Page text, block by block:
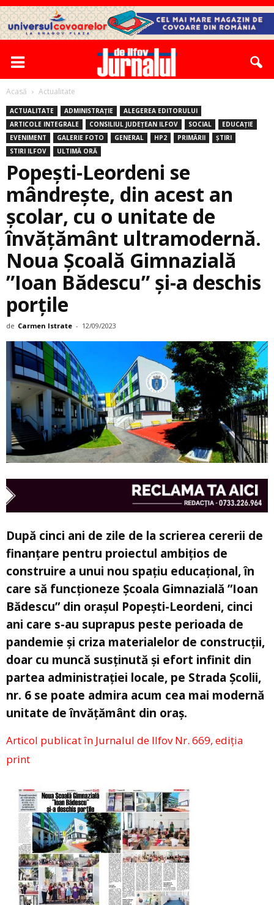
Acasă Actualitate
ACTUALITATE ADMINISTRAȚIE
ALEGEREA EDITORULUI
ARTICOLE INTEGRALE
CONSILIUL JUDEȚEAN ILFOV SOCIAL
EDUCAȚIE
EVENIMENT
GALERIE FOTO GENERAL HP2 PRIMĂRII
ȘTIRI
STIRI ILFOV
ULTIMĂ ORĂ
Popești-Leordeni se
mândrește, din acest an
școlar, cu o unitate de
învățământ ultramodernă.
Noua Şcoală Gimnazială
”Ioan Bădescu” şi-a deschis
porţile
de Carmen Istrate - 12/09/2023
După cinci ani de zile de la scrierea cererii de
finanțare pentru proiectul ambițios de
construire a unui nou spațiu educațional, în
care să funcționeze Școala Gimnazială ”Ioan
Bădescu” din orașul Popești-Leordeni, cinci
ani care s-au suprapus peste perioada de
pandemie și criza materialelor de construcții,
doar cu muncă susținută și efort infinit din
partea administrației locale, pe Strada Școlii,
nr. 6 se poate admira acum cea mai modernă
unitate de învățământ din oraș.
Articol publicat în Jurnalul de Ilfov Nr. 669, ediția
print